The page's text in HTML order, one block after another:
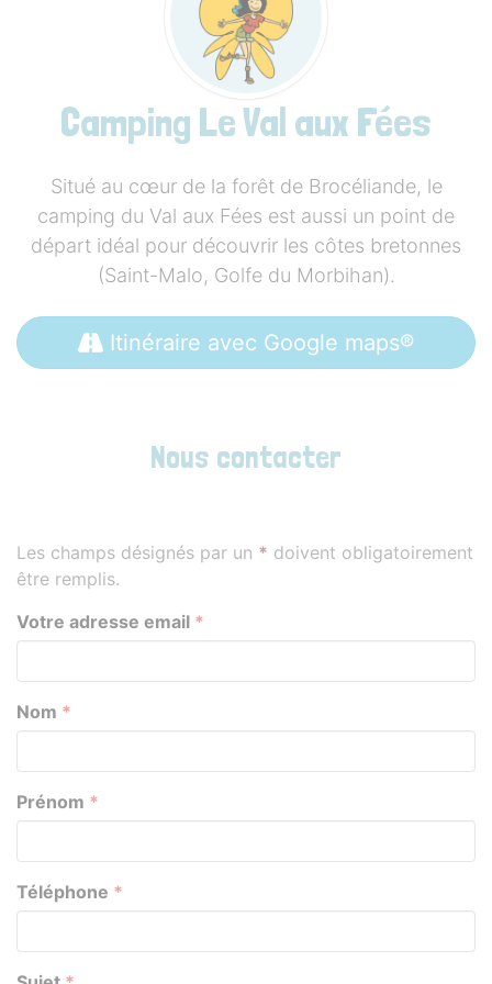
Camping Le Val aux Fées
Situé au cœur de la forêt de Brocéliande, le
camping du Val aux Fées est aussi un point de
départ idéal pour découvrir les côtes bretonnes
(Saint-Malo, Golfe du Morbihan).
Itinéraire avec Google maps®
Nous contacter
Les champs désignés par un * doivent obligatoirement
être remplis.
Votre adresse email *
Nom *
Prénom *
Téléphone *